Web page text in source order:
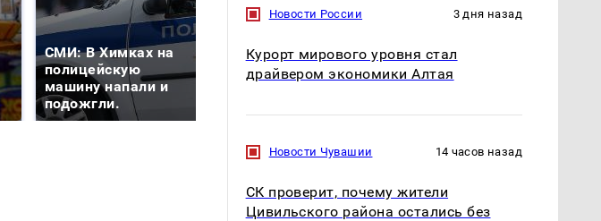
СМИ: В Химках на
полицейскую
машину напали и
подожгли.
Не ешьте эту
готовую еду из
В ОАЭ произошло
жестокое убийство
Новости России 3 дня назад
Курорт мирового уровня стал
драйвером экономики Алтая
Новости Чувашии 14 часов назад
СК проверит, почему жители
Цивильского района остались без